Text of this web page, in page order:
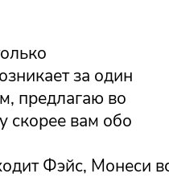
за один
предлагаю во
скорее вам обо
Фэйс, Монеси